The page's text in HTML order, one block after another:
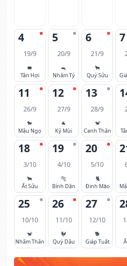
4
19/9
🐖
Tân Hợi
5
20/9
🐀
Nhâm Tý
6
21/9
🐂
Quý Sửu
7
11
26/9
🐎
Mậu Ngọ
12
27/9
🐐
Kỷ Mùi
13
28/9
🐒
Canh Thân
18
3/10
🐂
Ất Sửu
19
4/10
🐅
Bính Dần
20
5/10
🐈
Đinh Mão
25
10/10
🐒
Nhâm Thân
26
11/10
🐓
Quý Dậu
27
12/10
🐕
Giáp Tuất